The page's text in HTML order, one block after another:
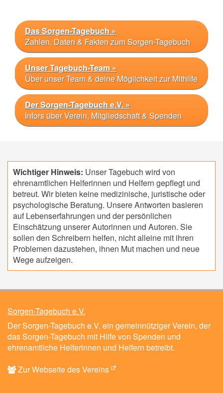
Das Sorgen-Tagebuch »
Zahlen, Daten & Fakten zum Sorgen-Tagebuch
Unser Tagebuch-Team »
Über unser Team & deine Möglichkeit zur Mithilfe
Der Sorgen-Tagebuch e.V. »
Infors über Verein, Mitgliedschaft & Spenden
Wichtiger Hinweis: Unser Tagebuch wird von
ehrenamtlichen Helferinnen und Helfern gepflegt und
betreut. Wir bieten keine medizinische, juristische oder
psychologische Beratung. Unsere Antworten basieren
auf Lebenserfahrungen und der persönlichen
Einschätzung unserer Autorinnen und Autoren. Sie
sollen den Schreibern helfen, nicht alleine mit ihren
Problemen dazustehen, ihnen Mut machen und neue
Wege aufzeigen.
Sorgen-Tagebuch e.V.
Der Sorgen-Tagebuch e.V. ein gemeinnütziger Verein, der
das Sorgen-Tagebuch mit Hilfe von Spenden und
ehrenamtliche Helferinnen und Helfern betreibt.
Zur Webseite des Vereins